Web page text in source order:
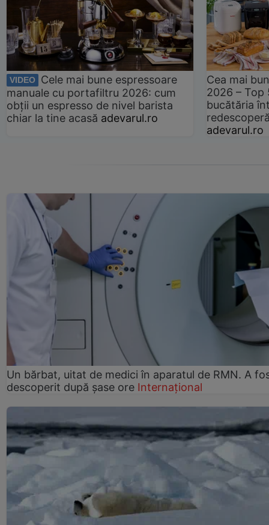
VIDEO
Cele mai bune espressoare
manuale cu portafiltru 2026: cum
obții un espresso de nivel barista
chiar la tine acasă adevarul.ro
Cea mai
2026 –
bucătăria
adevarul.ro
Un bărbat, uitat de medici în aparatul de RMN. A
descoperit după șase ore Internațional